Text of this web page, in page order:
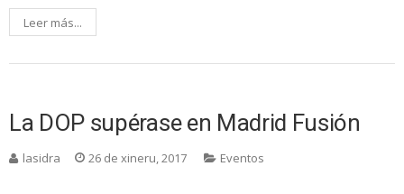
Leer más...
La DOP supérase en Madrid Fusión
lasidra 26 de xineru, 2017 Eventos